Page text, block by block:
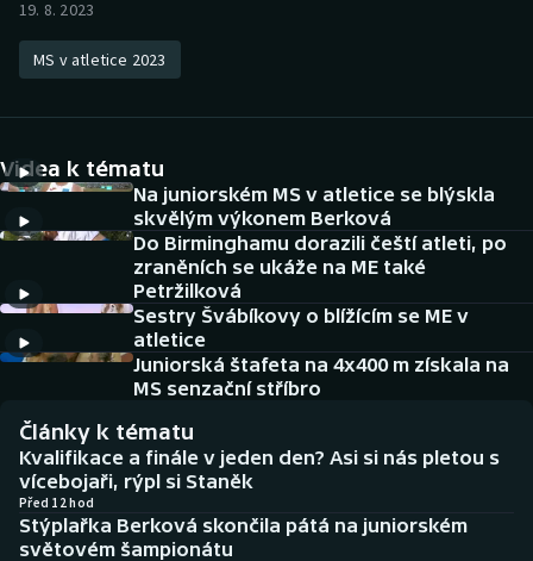
Atletika
DALŠÍ SPORTY
Americký fotbal
Baseball a softbal
Basketbal
Biatlon
Boby a skeleton
Box
NEPŘEHLÉDNĚTE
Soutěže
Historické návraty
Aplikace ČT sport
AZ kvíz
19. 8. 2023
MS v atletice 2023
Videa k tématu
Na juniorském MS v atletice se blýskla
skvělým výkonem Berková
Do Birminghamu dorazili čeští atleti, po
zraněních se ukáže na ME také
Petržilková
Sestry Švábíkovy o blížícím se ME v
atletice
Juniorská štafeta na 4x400 m získala na
MS senzační stříbro
Články k tématu
Kvalifikace a finále v jeden den? Asi si nás pletou s
vícebojaři, rýpl si Staněk
Před 12 hod
Stýplařka Berková skončila pátá na juniorském
světovém šampionátu